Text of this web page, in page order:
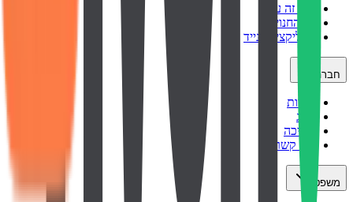
איך זה עובד
כל החנויות
אפליקציה לנייד
חברה
אודות
בלוג
תמיכה
צור קשר
משפטי